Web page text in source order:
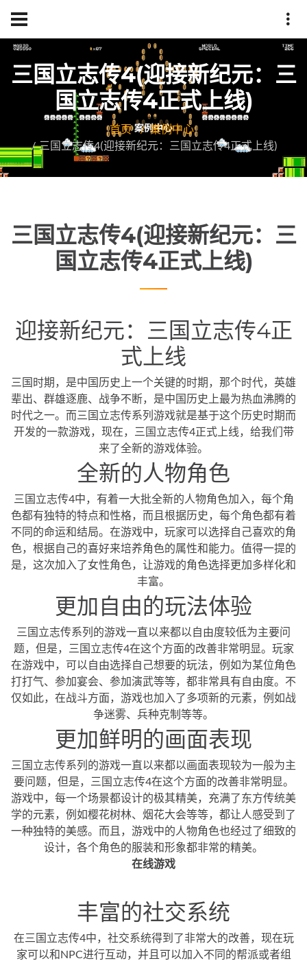
三国立志传4(迎接新纪元：三
国立志传4正式上线)
首页
案例中心
三国立志传4(迎接新纪元：三国立志传4正式上线)
三国立志传4(迎接新纪元：三
国立志传4正式上线)
迎接新纪元：三国立志传4正
式上线
三国时期，是中国历史上一个关键的时期，那个时代，英雄
辈出、群雄逐鹿、战争不断，是中国历史上最为热血沸腾的
时代之一。而三国立志传系列游戏就是基于这个历史时期而
开发的一款游戏，现在，三国立志传4正式上线，给我们带
来了全新的游戏体验。
全新的人物角色
三国立志传4中，有着一大批全新的人物角色加入，每个角
色都有独特的特点和性格，而且根据历史，每个角色都有着
不同的命运和结局。在游戏中，玩家可以选择自己喜欢的角
色，根据自己的喜好来培养角色的属性和能力。值得一提的
是，这次加入了女性角色，让游戏的角色选择更加多样化和
丰富。
更加自由的玩法体验
三国立志传系列的游戏一直以来都以自由度较低为主要问
题，但是，三国立志传4在这个方面的改善非常明显。玩家
在游戏中，可以自由选择自己想要的玩法，例如为某位角色
打打气、参加宴会、参加演武等等，都非常具有自由度。不
仅如此，在战斗方面，游戏也加入了多项新的元素，例如战
争迷雾、兵种克制等等。
更加鲜明的画面表现
三国立志传系列的游戏一直以来都以画面表现较为一般为主
要问题，但是，三国立志传4在这个方面的改善非常明显。
游戏中，每一个场景都设计的极其精美，充满了东方传统美
学的元素，例如樱花树林、烟花大会等等，都让人感受到了
一种独特的美感。而且，游戏中的人物角色也经过了细致的
设计，各个角色的服装和形象都非常的精美。
在线游戏
丰富的社交系统
在三国立志传4中，社交系统得到了非常大的改善，现在玩
家可以和NPC进行互动，并且可以加入不同的帮派或者组